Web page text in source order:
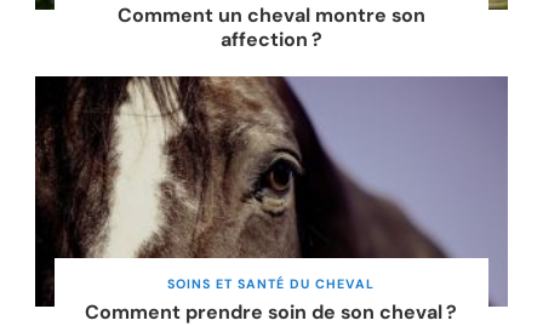
Comment un cheval montre son
affection ?
SOINS ET SANTÉ DU CHEVAL
Comment prendre soin de son cheval ?